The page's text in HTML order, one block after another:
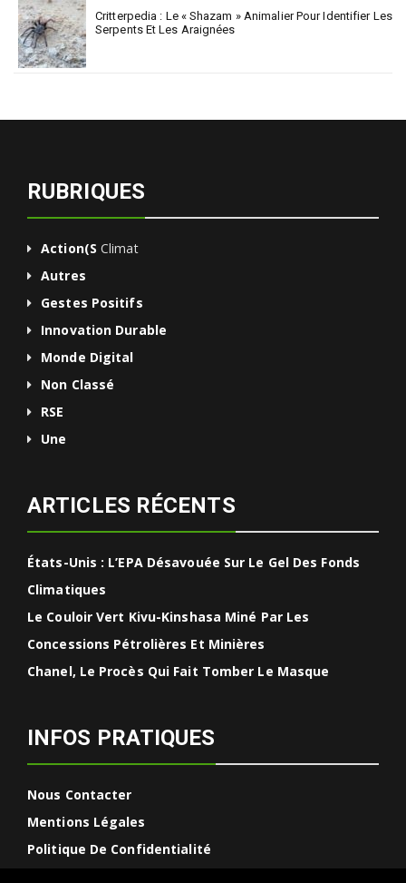
Critterpedia : Le « Shazam » Animalier Pour Identifier Les
Serpents Et Les Araignées
RUBRIQUES
Action(s Climat
Autres
Gestes Positifs
Innovation Durable
Monde Digital
Non Classé
RSE
Une
ARTICLES RÉCENTS
États-Unis : L’EPA Désavouée Sur Le Gel Des Fonds
Climatiques
Le Couloir Vert Kivu-Kinshasa Miné Par Les
Concessions Pétrolières Et Minières
Chanel, Le Procès Qui Fait Tomber Le Masque
INFOS PRATIQUES
Nous Contacter
Mentions Légales
Politique De Confidentialité